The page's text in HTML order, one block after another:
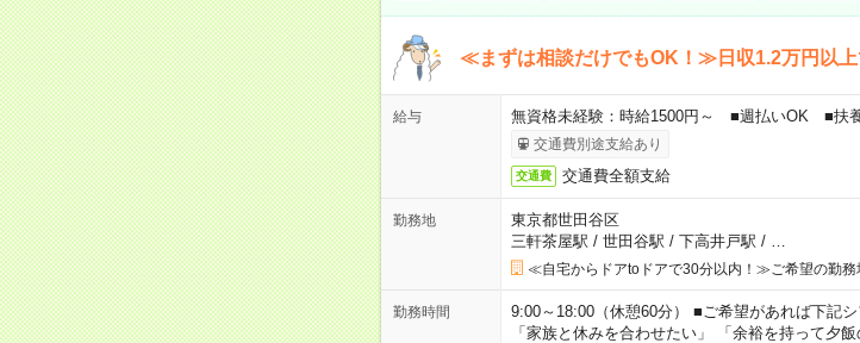
≪まずは相談だけでもOK！≫日収1.2万円以上
給与 無資格未経験：時給1500円～ ■週払いOK ■扶
交通費別途支給あり
交通費 交通費全額支給
勤務地
東京都世田谷区
三軒茶屋駅 / 世田谷駅 / 下高井戸駅 /
≪自宅からドアtoドアで30分以内！≫ご希望の勤務
勤務時間
9:00～18:00（休憩60分） ■ご希望があれば下記
「家族と休みを合わせたい」 「余裕を持って夕